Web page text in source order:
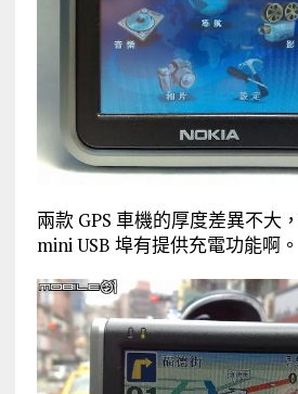
兩款 GPS 車機的厚度差異不大
mini USB 埠有提供充電功能啊。